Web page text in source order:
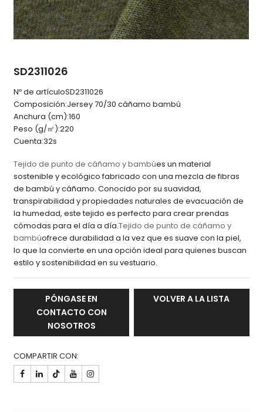
SD2311026
Nº de artículoSD2311026
Composición:Jersey 70/30 cáñamo bambú
Anchura (cm):160
Peso (g/㎡):220
Cuenta:32s
Tejido de punto de cáñamo y bambúes un material
sostenible y ecológico fabricado con una mezcla de fibras
de bambú y cáñamo. Conocido por su suavidad,
transpirabilidad y propiedades naturales de evacuación de
la humedad, este tejido es perfecto para crear prendas
cómodas para el día a día.Tejido de punto de cáñamo y
bambúofrece durabilidad a la vez que es suave con la piel,
lo que la convierte en una opción ideal para quienes buscan
estilo y sostenibilidad en su vestuario.
PÓNGASE EN
CONTACTO CON
NOSOTROS
VOLVER A LA LISTA
COMPARTIR CON:
